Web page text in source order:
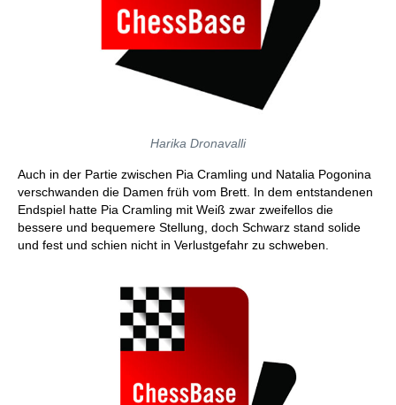
Harika Dronavalli
Auch in der Partie zwischen Pia Cramling und Natalia Pogonina
verschwanden die Damen früh vom Brett. In dem entstandenen
Endspiel hatte Pia Cramling mit Weiß zwar zweifellos die
bessere und bequemere Stellung, doch Schwarz stand solide
und fest und schien nicht in Verlustgefahr zu schweben.